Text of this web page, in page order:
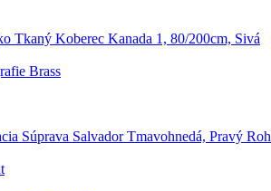
Tkaný Koberec Kanada 1, 80/200cm, Sivá
Brass
Súprava Salvador Tmavohnedá, Pravý Roh